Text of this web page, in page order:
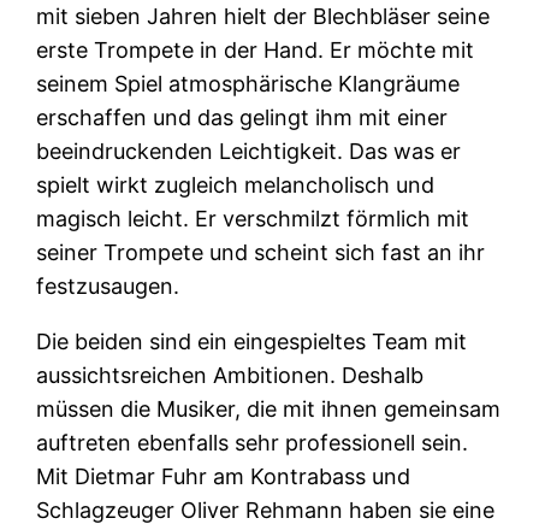
mit sieben Jahren hielt der Blechbläser seine
erste Trompete in der Hand. Er möchte mit
seinem Spiel atmosphärische Klangräume
erschaffen und das gelingt ihm mit einer
beeindruckenden Leichtigkeit. Das was er
spielt wirkt zugleich melancholisch und
magisch leicht. Er verschmilzt förmlich mit
seiner Trompete und scheint sich fast an ihr
festzusaugen.
Die beiden sind ein eingespieltes Team mit
aussichtsreichen Ambitionen. Deshalb
müssen die Musiker, die mit ihnen gemeinsam
auftreten ebenfalls sehr professionell sein.
Mit Dietmar Fuhr am Kontrabass und
Schlagzeuger Oliver Rehmann haben sie eine